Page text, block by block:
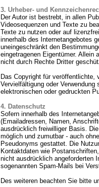
3. Urheber- und
Der Autor ist bestrebt, in allen
Videosequenzen und Texte zu
Texte zu nutzen oder auf
innerhalb des Internetangebotes
uneingeschränkt den
eingetragenen Eigentümer.
nicht durch Rechte Dritter
Das Copyright für
Vervielfältigung oder
elektronischen oder gedruckten
4. Datenschutz
Sofern innerhalb des
(Emailadressen, Namen,
ausdrücklich freiwilliger Basis.
möglich und zumutbar - auch
Pseudonyms gestattet. Die
Kontaktdaten wie
nicht ausdrücklich angeforderten
sogenannten Spam-Mails bei
Des weiteren beachten Sie bitte